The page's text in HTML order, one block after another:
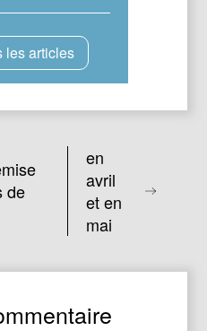
les articles
de
en
avril
et en
mai